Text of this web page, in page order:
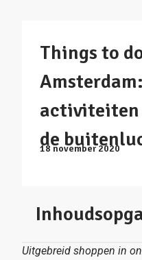
Things to
activiteiten
de
18 november 2020
Uitgebreid shoppen in